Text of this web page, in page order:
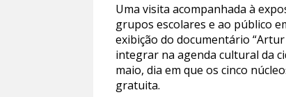
Uma visita acompanhada à
grupos escolares e ao público
exibição do documentário
integrar na agenda cultural da
maio, dia em que os cinco
gratuita.